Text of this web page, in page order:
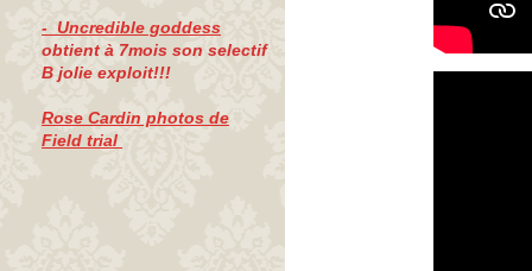
- Uncredible goddess
obtient à 7mois son selectif
B jolie exploit!!!
Rose Cardin photos de
Field trial